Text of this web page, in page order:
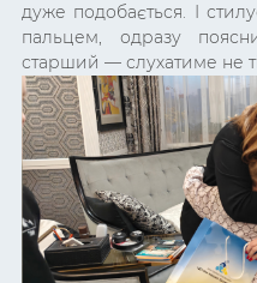
дуже подобається. І
пальцем, одразу
старший — слухатиме не